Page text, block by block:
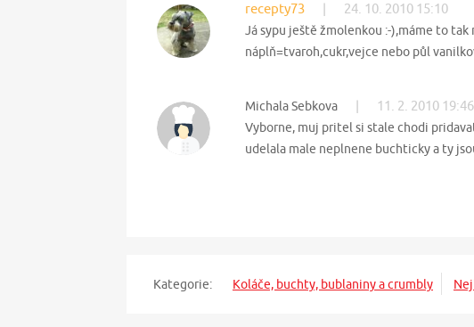
recepty73 24. 10. 2010 15:10
Já sypu ještě žmolenkou :-),máme to
náplň=tvaroh,cukr,vejce nebo půl
Michala Sebkova 11. 2. 2010 19:46
Vyborne, muj pritel si stale chodi
udelala male neplnene buchticky a ty
Kategorie: Koláče, buchty, bublaniny a crumbly